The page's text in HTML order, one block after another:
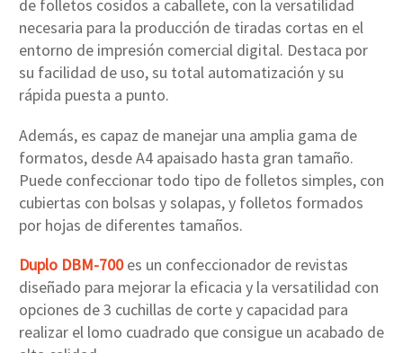
de folletos cosidos a caballete, con la versatilidad
necesaria para la producción de tiradas cortas en el
entorno de impresión comercial digital. Destaca por
su facilidad de uso, su total automatización y su
rápida puesta a punto.
Además, es capaz de manejar una amplia gama de
formatos, desde A4 apaisado hasta gran tamaño.
Puede confeccionar todo tipo de folletos simples, con
cubiertas con bolsas y solapas, y folletos formados
por hojas de diferentes tamaños.
Duplo DBM-700es un confeccionador de revistas
diseñado para mejorar la eficacia y la versatilidad con
opciones de 3 cuchillas de corte y capacidad para
realizar el lomo cuadrado que consigue un acabado de